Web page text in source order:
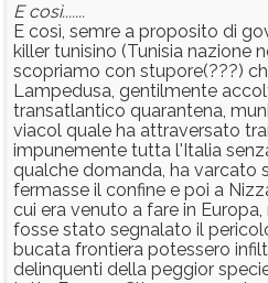
E così.......
E così, semre a proposito di
killer tunisino (Tunisia nazione
scopriamo con stupore(???)
Lampedusa, gentilmente
transatlantico quarantena,
viacol quale ha attraversato
impunemente tutta l'Italia
qualche domanda, ha varcato
fermasse il confine e poi a
cui era venuto a fare in
fosse stato segnalato il
bucata frontiera potessero
delinquenti della peggior